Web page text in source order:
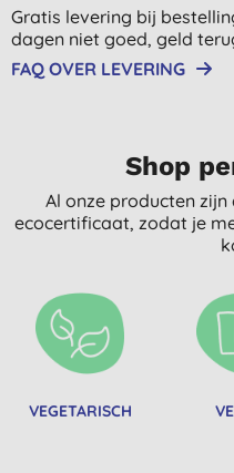
Gratis levering bij
dagen niet goed, geld
FAQ OVER LEVERING
Shop
Al onze producten
ecocertificaat, zodat je
VEGETARISCH